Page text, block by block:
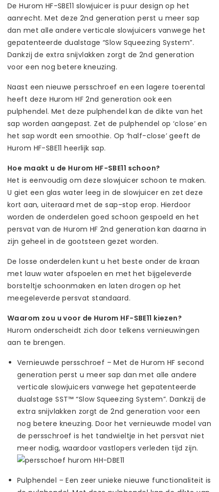
De Hurom HF-SBE11 slowjuicer is puur design op het
aanrecht. Met deze 2nd generation perst u meer sap
dan met alle andere verticale slowjuicers vanwege het
gepatenteerde dualstage “Slow Squeezing System”.
Dankzij de extra snijvlakken zorgt de 2nd generation
voor een nog betere kneuzing.
Naast een nieuwe persschroef en een lagere toerental
heeft deze Hurom HF 2nd generation ook een
pulphendel. Met deze pulphendel kan de dikte van het
sap worden aangepast. Zet de pulphendel op ‘close’ en
het sap wordt een smoothie. Op ‘half-close’ geeft de
Hurom HF-SBE11 heerlijk sap.
Hoe maakt u de Hurom HF-SBE11 schoon?
Het is eenvoudig om deze slowjuicer schoon te maken.
U giet een glas water leeg in de slowjuicer en zet deze
kort aan, uiteraard met de sap-stop erop. Hierdoor
worden de onderdelen goed schoon gespoeld en het
persvat van de Hurom HF 2nd generation kan daarna in
zijn geheel in de gootsteen gezet worden.
De losse onderdelen kunt u het beste onder de kraan
met lauw water afspoelen en met het bijgeleverde
borsteltje schoonmaken en laten drogen op het
meegeleverde persvat standaard.
Waarom zou u voor de Hurom HF-SBE11 kiezen?
Hurom onderscheidt zich door telkens vernieuwingen
aan te brengen.
Vernieuwde persschroef – Met de Hurom HF second
generation perst u meer sap dan met alle andere
verticale slowjuicers vanwege het gepatenteerde
dualstage SST™ “Slow Squeezing System”. Dankzij de
extra snijvlakken zorgt de 2nd generation voor een
nog betere kneuzing. Door het vernieuwde model van
de persschroef is het tandwieltje in het persvat niet
meer nodig, waardoor vastlopers verleden tijd zijn.
Pulphendel – Een zeer unieke nieuwe functionaliteit is